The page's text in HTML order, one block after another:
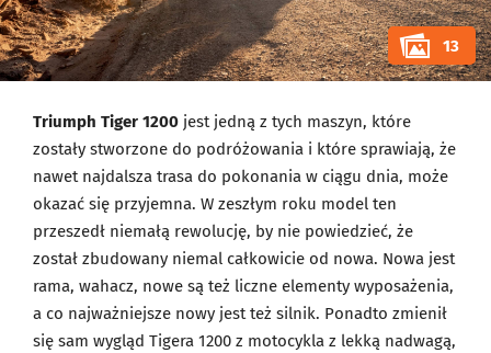
13
Triumph Tiger 1200 jest jedną z tych maszyn, które
zostały stworzone do podróżowania i które sprawiają, że
nawet najdalsza trasa do pokonania w ciągu dnia, może
okazać się przyjemna. W zeszłym roku model ten
przeszedł niemałą rewolucję, by nie powiedzieć, że
został zbudowany niemal całkowicie od nowa. Nowa jest
rama, wahacz, nowe są też liczne elementy wyposażenia,
a co najważniejsze nowy jest też silnik. Ponadto zmienił
się sam wygląd Tigera 1200 z motocykla z lekką nadwagą,